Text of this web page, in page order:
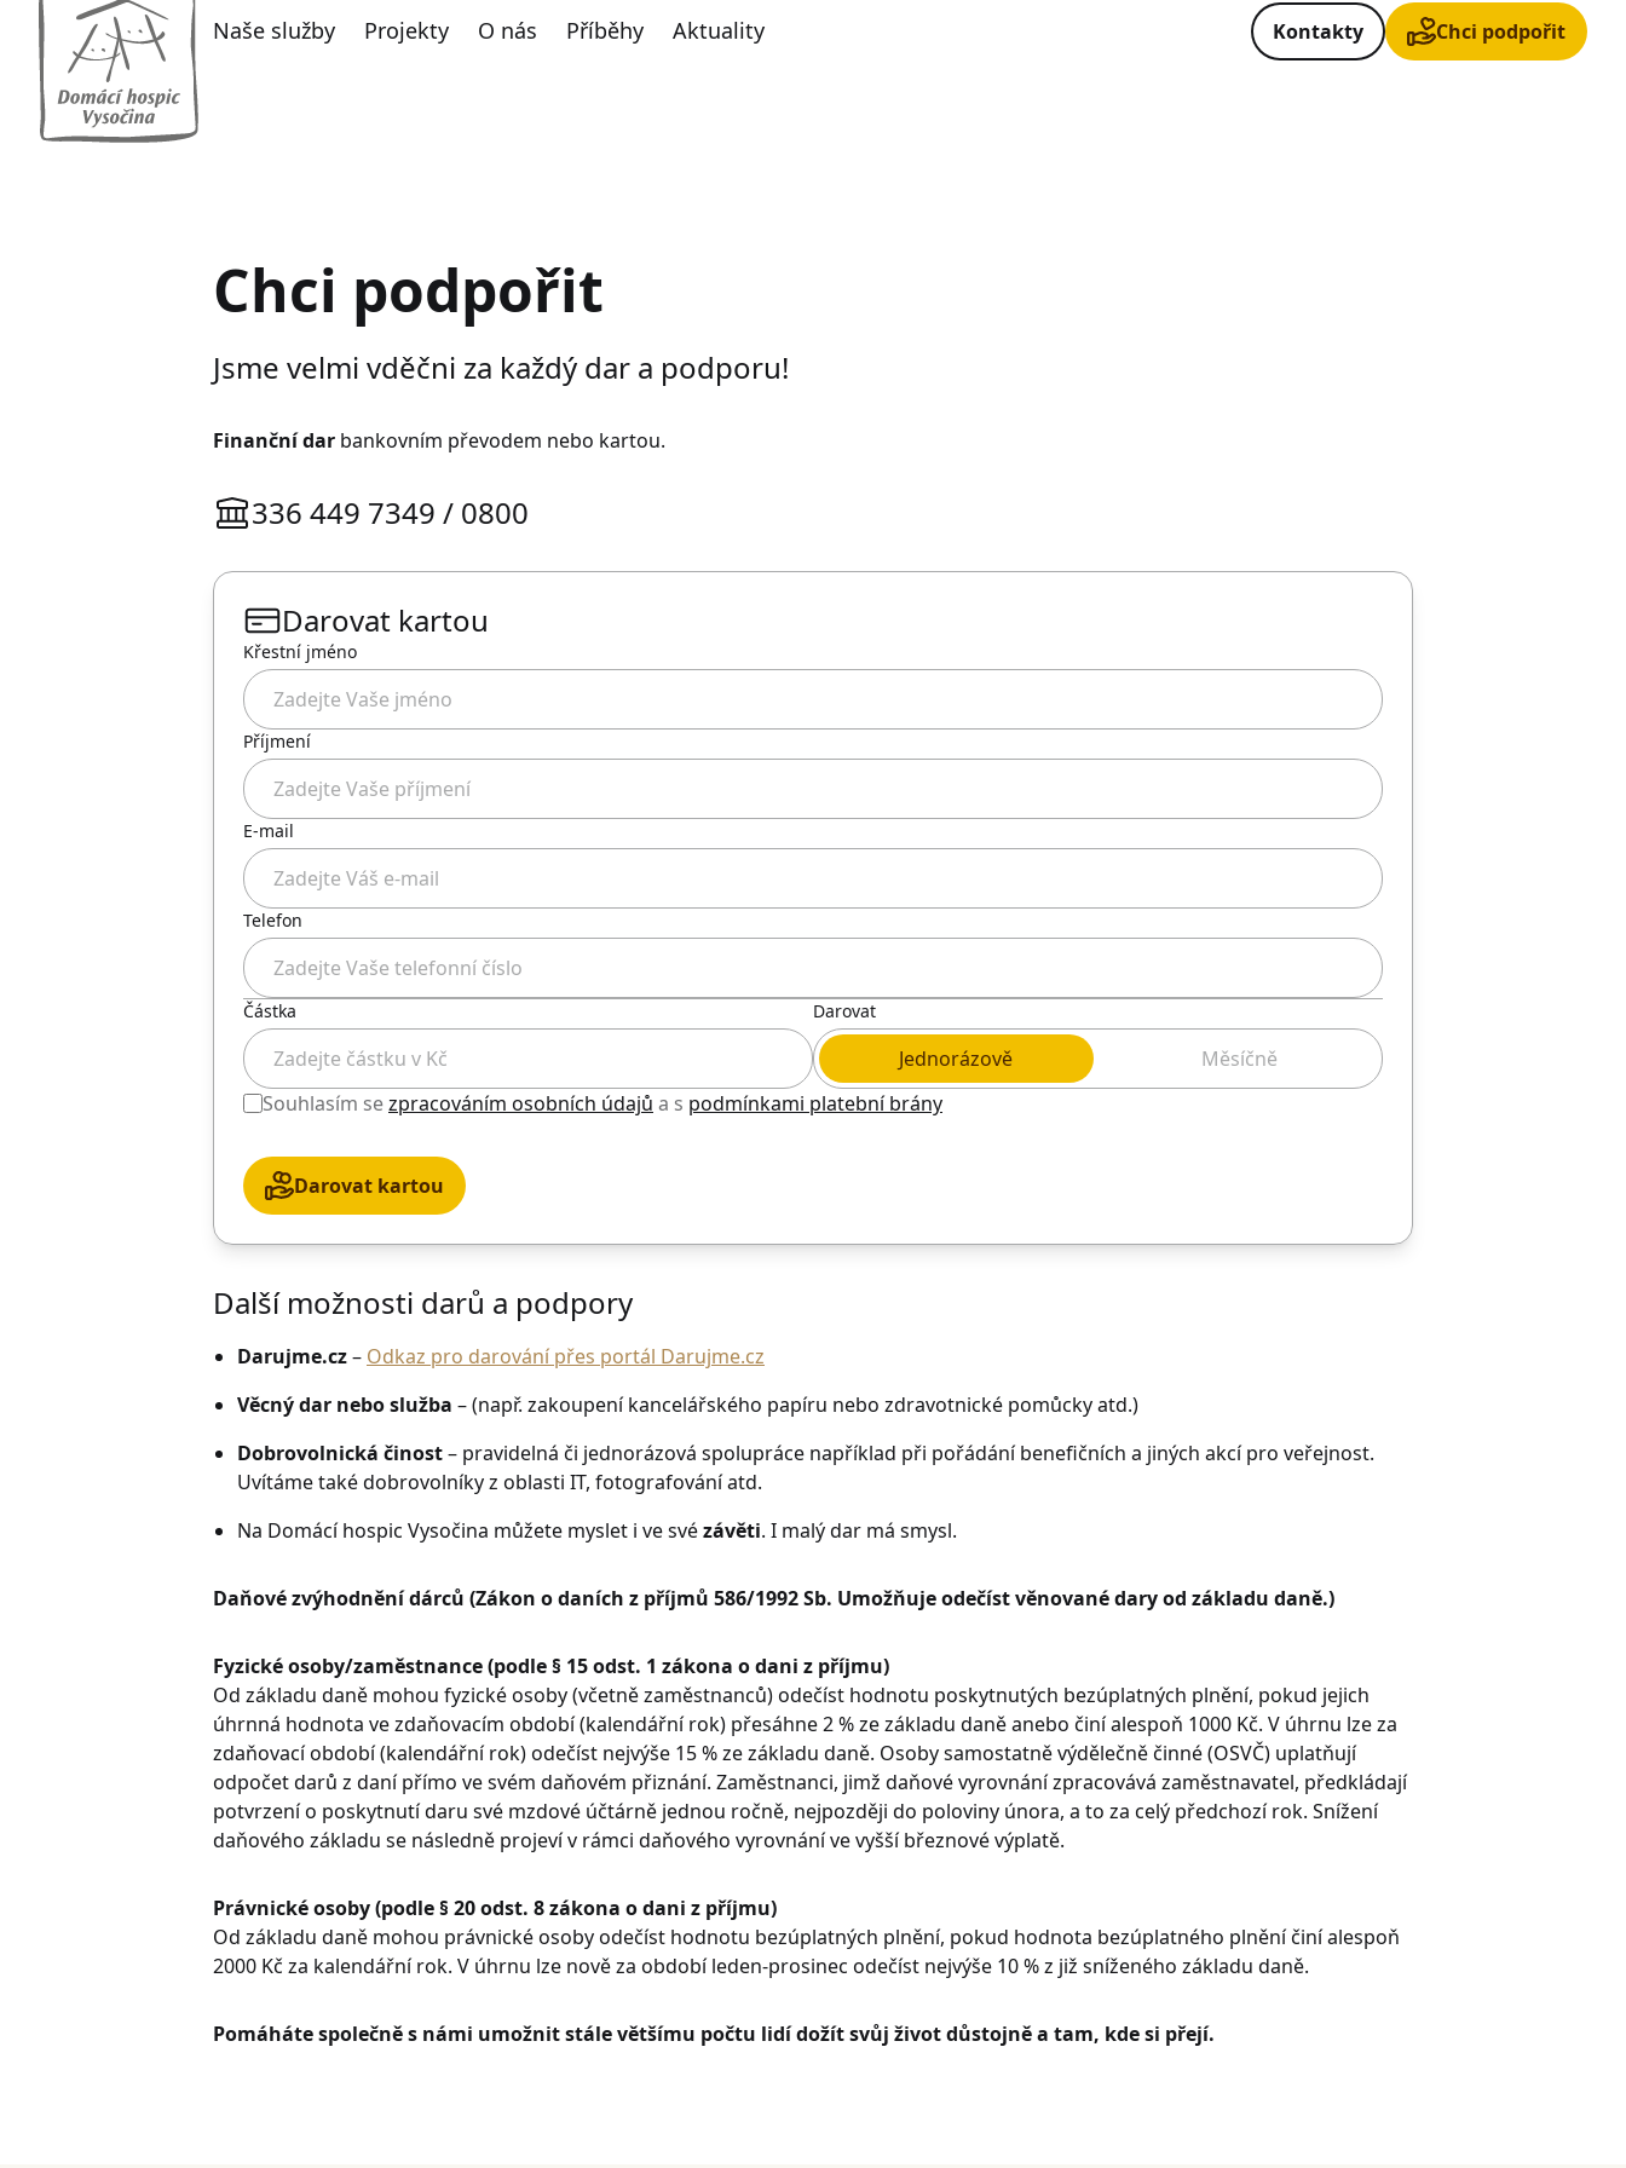
Naše služby Projekty O nás Příběhy Aktuality Kontakty Chci podpořit
Chci podpořit
Jsme velmi vděčni za každý dar a podporu!
Finanční dar bankovním převodem nebo kartou.
336 449 7349 / 0800
Darovat kartou
Křestní jméno
Příjmení
E-mail
Telefon
Částka Darovat
Jednorázově
Měsíčně
Souhlasím sezpracováním osobních údajů a s podmínkami platební brány
Darovat kartou
Další možnosti darů a podpory
Darujme.cz– Odkaz pro darování přes portál Darujme.cz
Věcný dar nebo služba – (např. zakoupení kancelářského papíru nebo zdravotnické pomůcky atd.)
Dobrovolnická činost– pravidelná či jednorázová spolupráce například při pořádání benefičních a jiných akcí pro veřejnost.
Uvítáme také dobrovolníky z oblasti IT, fotografování atd.
Na Domácí hospic Vysočina můžete myslet i ve svézávěti. I malý dar má smysl.
Daňové zvýhodnění dárců (Zákon o daních z příjmů 586/1992 Sb. Umožňuje odečíst věnované dary od základu daně.)
Fyzické osoby/zaměstnance (podle § 15 odst. 1 zákona o dani z příjmu)
Od základu daně mohou fyzické osoby (včetně zaměstnanců) odečíst hodnotu poskytnutých bezúplatných plnění, pokud jejich
úhrnná hodnota ve zdaňovacím období (kalendářní rok) přesáhne 2 % ze základu daně anebo činí alespoň 1000 Kč. V úhrnu lze za
zdaňovací období (kalendářní rok) odečíst nejvýše 15 % ze základu daně. Osoby samostatně výdělečně činné (OSVČ) uplatňují
odpočet darů z daní přímo ve svém daňovém přiznání. Zaměstnanci, jimž daňové vyrovnání zpracovává zaměstnavatel, předkládají
potvrzení o poskytnutí daru své mzdové účtárně jednou ročně, nejpozději do poloviny února, a to za celý předchozí rok. Snížení
daňového základu se následně projeví v rámci daňového vyrovnání ve vyšší březnové výplatě.
Právnické osoby (podle § 20 odst. 8 zákona o dani z příjmu)
Od základu daně mohou právnické osoby odečíst hodnotu bezúplatných plnění, pokud hodnota bezúplatného plnění činí alespoň
2000 Kč za kalendářní rok. V úhrnu lze nově za období leden-prosinec odečíst nejvýše 10 % z již sníženého základu daně.
Pomáháte společně s námi umožnit stále většímu počtu lidí dožít svůj život důstojně a tam, kde si přejí.